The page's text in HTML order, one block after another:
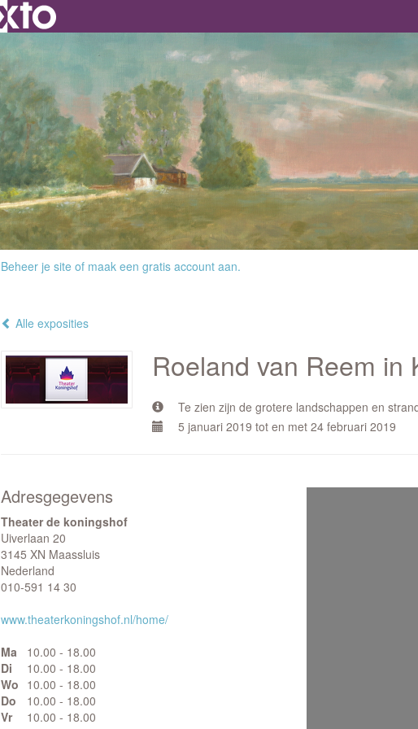
Beheer je site of maak een gratis account aan.
Alle exposities
Roeland van Reem in
Te zien zijn de grotere landschappen en
5 januari 2019 tot en met 24 februari 2019
Adresgegevens
Theater de koningshof
Uiverlaan 20
3145 XN Maassluis
Nederland
010-591 14 30
www.theaterkoningshof.nl/home/
Ma
10.00 - 18.00
Di
10.00 - 18.00
Wo 10.00 - 18.00
Do
10.00 - 18.00
Vr
10.00 - 18.00